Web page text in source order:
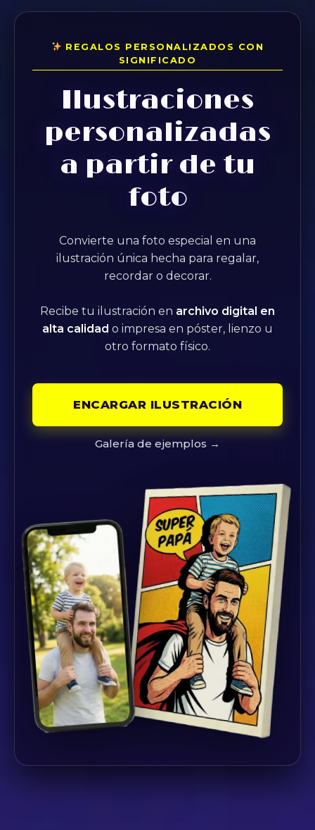
REGALOS PERSONALIZADOS CON
SIGNIFICADO
Ilustraciones
personalizadas
a partir de tu
foto
Convierte una foto especial en una
ilustración única hecha para regalar,
recordar o decorar.
Recibe tu ilustración en archivo digital en
alta calidad o impresa en póster, lienzo u
otro formato físico.
ENCARGAR ILUSTRACIÓN
Galería de ejemplos →